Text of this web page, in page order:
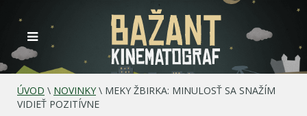
ÚVOD \ NOVINKY \ MEKY ŽBIRKA: MINULOSŤ SA SNAŽÍM
VIDIEŤ POZITÍVNE